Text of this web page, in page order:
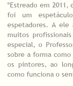
"Estreado em 2011,
foi um
espetadores. A ele
muitos
especial, o
sobre a forma
os pintores, ao
como funciona o